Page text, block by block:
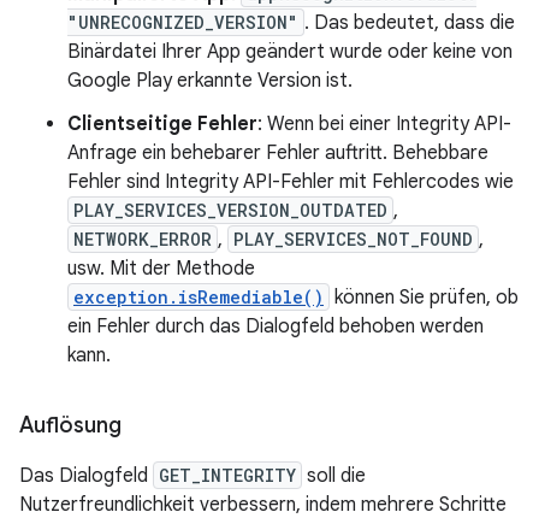
"UNRECOGNIZED_VERSION" . Das bedeutet, dass die
Binärdatei Ihrer App geändert wurde oder keine von
Google Play erkannte Version ist.
Clientseitige Fehler: Wenn bei einer Integrity API-
Anfrage ein behebarer Fehler auftritt. Behebbare
Fehler sind Integrity API-Fehler mit Fehlercodes wie
PLAY_SERVICES_VERSION_OUTDATED ,
NETWORK_ERROR , PLAY_SERVICES_NOT_FOUND ,
usw. Mit der Methode
exception.isRemediable()
können Sie prüfen, ob
ein Fehler durch das Dialogfeld behoben werden
kann.
Auflösung
Das Dialogfeld GET_INTEGRITY soll die
Nutzerfreundlichkeit verbessern, indem mehrere Schritte